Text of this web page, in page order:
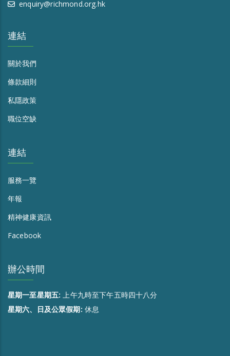
enquiry@richmond.org.hk
連結
關於我們
條款細則
私隱政策
職位空缺
連結
服務一覽
年報
精神健康資訊
Facebook
辦公時間
星期一至星期五:上午九時至下午五時四十八分
星期六、日及公眾假期: 休息